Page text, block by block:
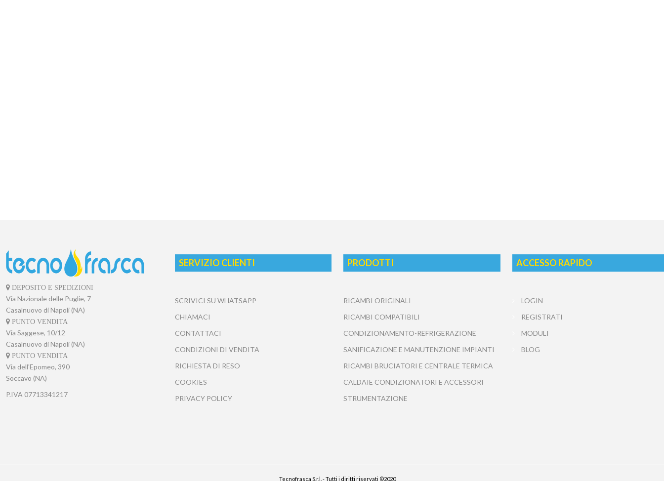
DEPOSITO E SPEDIZIONI
Via Nazionale delle Puglie, 7
Casalnuovo di Napoli (NA)
PUNTO VENDITA
Via Saggese, 10/12
Casalnuovo di Napoli (NA)
PUNTO VENDITA
Via dell'Epomeo, 390
Soccavo (NA)
P.IVA 07713341217
SERVIZIO CLIENTI
SCRIVICI SU WHATSAPP
CHIAMACI
CONTATTACI
CONDIZIONI DI VENDITA
RICHIESTA DI RESO
COOKIES
PRIVACY POLICY
PRODOTTI
RICAMBI ORIGINALI
RICAMBI COMPATIBILI
CONDIZIONAMENTO-REFRIGERAZIONE
SANIFICAZIONE E MANUTENZIONE IMPIANTI
RICAMBI BRUCIATORI E CENTRALE TERMICA
CALDAIE CONDIZIONATORI E ACCESSORI
STRUMENTAZIONE
ACCESSO RAPIDO
LOGIN
REGISTRATI
MODULI
BLOG
Tecnofrasca S.r.l. - Tutti i diritti riservati ©2020